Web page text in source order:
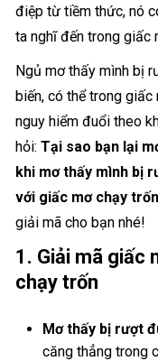
điệp từ tiềm thức, nó
ta nghĩ đến trong giấc
Ngủ mơ thấy mình bị
biến, có thể trong
nguy hiểm đuổi theo
hỏi:Tại sao bạn lại
khi mơ thấy mình bị
với giấc mơ chạy
giải mã cho bạn nhé!
1. Giải mã giấc
chạy trốn
Mơ thấy bị rượt
căng thẳng trong